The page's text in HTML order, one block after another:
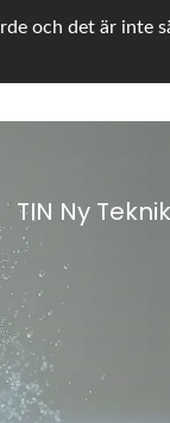
och det är inte
TIN Ny Teknik